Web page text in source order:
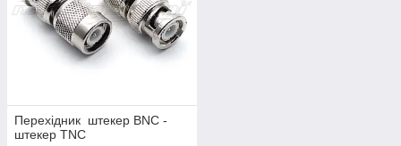
Перехідник штекер BNC -
штекер TNC